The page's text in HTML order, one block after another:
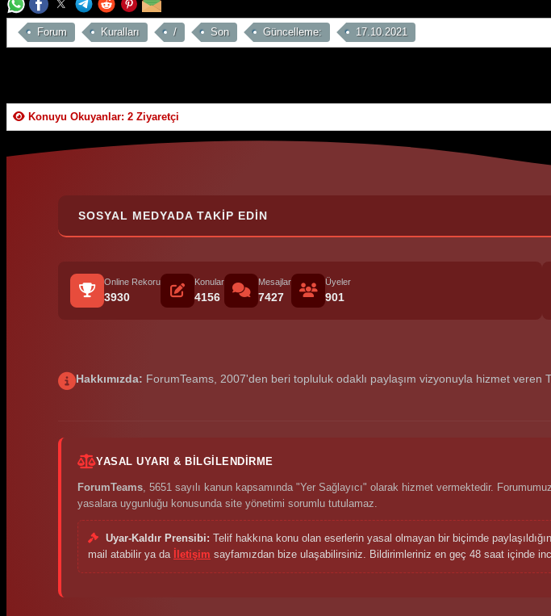
Forum Kuralları / Son Güncelleme: 17.10.2021
Konuyu Okuyanlar: 2 Ziyaretçi
SOSYAL MEDYADA TAKIP EDIN
Online Rekoru
3930
Konular
4156
Mesajlar
7427
Üyeler
901
Hakkımızda: ForumTeams, 2007'den beri topluluk odaklı paylaşım vizyonuyla hizmet veren
YASAL UYARI & BILGILENDIRME
ForumTeams, 5651 sayılı kanun kapsamında "Yer Sağlayıcı" olarak hizmet vermektedir.
yasalara uygunluğu konusunda site yönetimi sorumlu tutulamaz.
Uyar-Kaldır Prensibi: Telif hakkına konu olan eserlerin yasal olmayan bir biçimde
mail atabilir ya da
İletişim sayfamızdan bize ulaşabilirsiniz. Bildirimleriniz en geç 48 saat içinde